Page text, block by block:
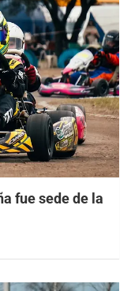
fue sede de la